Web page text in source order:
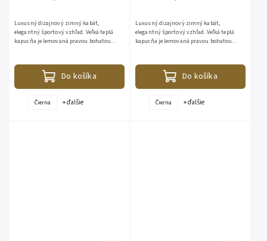
Do košíka
Luxusný dizajnový zimný kabát,
elegantný športový vzhľad. Veľká teplá
kapucňa je lemovaná pravou bohatou
Čierna + ďalšie
Do košíka
Luxusný dizajnový zimný kabát,
elegantný športový vzhľad. Veľká teplá
kapucňa je lemovaná pravou bohatou
Čierna + ďalšie